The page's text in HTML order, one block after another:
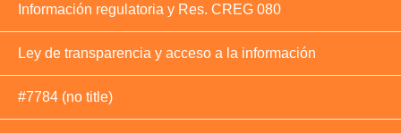
Información regulatoria y Res. CREG 080
Ley de transparencia y acceso a la información
#7784 (no title)